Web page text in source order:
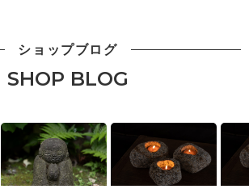
ショップブログ
SHOP BLOG